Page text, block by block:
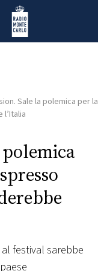
Radio Monte Carlo
Sale la polemica per la
festival sarebbe